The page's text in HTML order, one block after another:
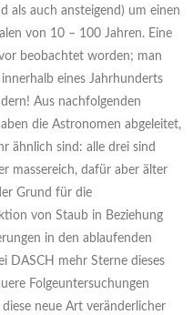
als auch ansteigend) um einen
von 10 – 100 Jahren. Eine
beobachtet worden; man
eines Jahrhunderts
Aus nachfolgenden
die Astronomen abgeleitet,
ähnlich sind: alle drei sind
massereich, dafür aber älter
Grund für die
von Staub in Beziehung
in den ablaufenden
DASCH mehr Sterne dieses
Folgeuntersuchungen
neue Art veränderlicher